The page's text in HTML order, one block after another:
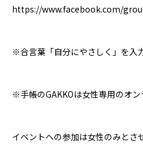
https://www.facebook.com/
※合言葉「自分にやさしく」を入
※手帳のGAKKOは女性専用のオン
イベントへの参加は女性のみとさ